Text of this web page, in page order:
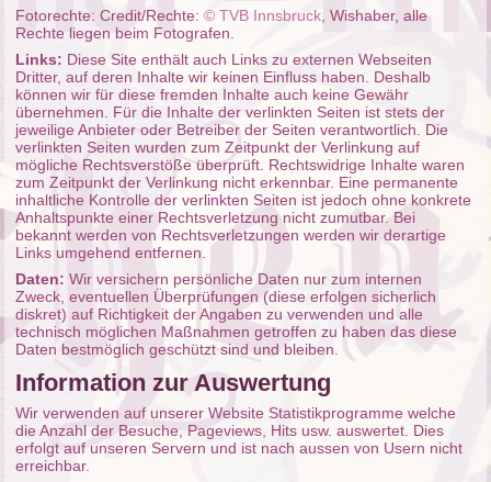
Fotorechte: Credit/Rechte:© TVB Innsbruck , Wishaber, alle
Rechte liegen beim Fotografen.
Links: Diese Site enthält auch Links zu externen Webseiten
Dritter, auf deren Inhalte wir keinen Einfluss haben. Deshalb
können wir für diese fremden Inhalte auch keine Gewähr
übernehmen. Für die Inhalte der verlinkten Seiten ist stets der
jeweilige Anbieter oder Betreiber der Seiten verantwortlich. Die
verlinkten Seiten wurden zum Zeitpunkt der Verlinkung auf
mögliche Rechtsverstöße überprüft. Rechtswidrige Inhalte waren
zum Zeitpunkt der Verlinkung nicht erkennbar. Eine permanente
inhaltliche Kontrolle der verlinkten Seiten ist jedoch ohne konkrete
Anhaltspunkte einer Rechtsverletzung nicht zumutbar. Bei
bekannt werden von Rechtsverletzungen werden wir derartige
Links umgehend entfernen.
Daten: Wir versichern persönliche Daten nur zum internen
Zweck, eventuellen Überprüfungen (diese erfolgen sicherlich
diskret) auf Richtigkeit der Angaben zu verwenden und alle
technisch möglichen Maßnahmen getroffen zu haben das diese
Daten bestmöglich geschützt sind und bleiben.
Information zur Auswertung
Wir verwenden auf unserer Website Statistikprogramme welche
die Anzahl der Besuche, Pageviews, Hits usw. auswertet. Dies
erfolgt auf unseren Servern und ist nach aussen von Usern nicht
erreichbar.